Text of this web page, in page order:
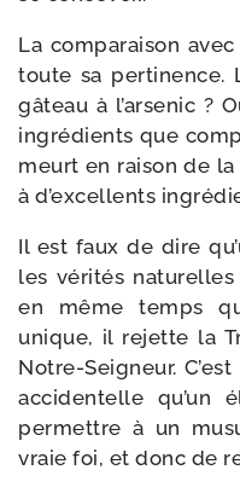
La com­pa­rai­son
toute sa per­ti­nence.
gâteau à l’arsenic ?
ingré­dients que
meurt en rai­son de
à d’excellents
Il est faux de dire
les véri­tés natu­relles
en même temps
unique, il rejette la
Notre-​Seigneur.
acci­den­telle qu’un
per­mettre à un
vraie foi, et donc de